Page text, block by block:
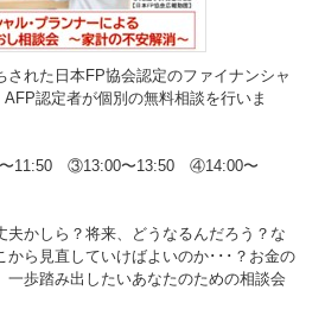
された日本FP協会認定のファイナンシャ
認定者が個別の無料相談を行いま
11:50 ③13:00〜13:50 ④14:00〜
夫かしら？将来、どうなるんだろう？な
から見直していけばよいのか･･･？お金の
一歩踏み出したいあなたのための相談会